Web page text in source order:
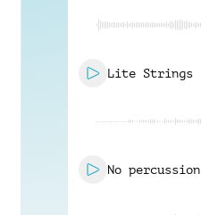
Lite Strings
No percussion